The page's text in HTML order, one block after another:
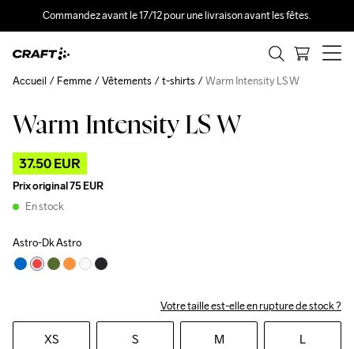
Commandez avant le 17/12 pour une livraison avant les fêtes.
Warm Intensity LS W
37.50 EUR
Prix original75 EUR
En stock
Astro-Dk Astro
Votre taille est-elle en rupture de stock ?
XS S M L
Accueil Femme Vêtements t-shirts Warm Intensity LS W
Outlet